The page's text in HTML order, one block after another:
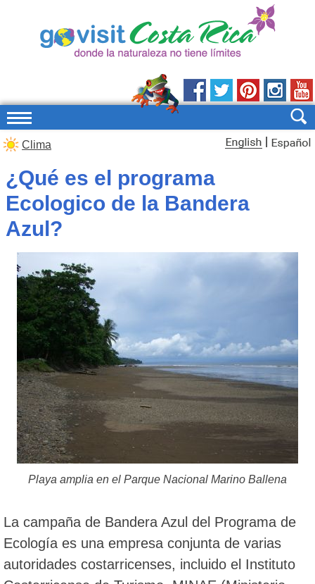
Clima
¿Qué es el programa
Ecologico de la Bandera
Azul?
Playa amplia en el Parque Nacional Marino Ballena
La campaña de Bandera Azul del Programa de
Ecología es una empresa conjunta de varias
autoridades costarricenses, incluido el Instituto